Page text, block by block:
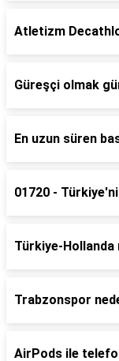
Atletizm
Güreşçi olmak
En uzun süren
01720 -
Türkiye-Hollanda
Trabzonspor
AirPods ile